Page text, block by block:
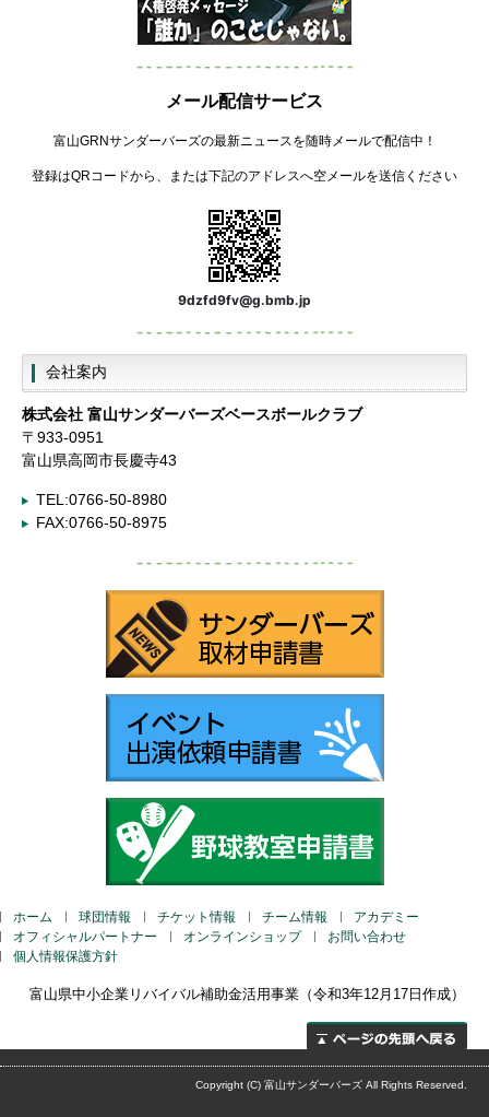
メール配信サービス
富山GRNサンダーバーズの最新ニュースを随時メールで配信中！
登録はQRコードから、または下記のアドレスへ空メールを送信ください
9dzfd9fv@g.bmb.jp
会社案内
株式会社 富山サンダーバーズベースボールクラブ
〒933-0951
富山県高岡市長慶寺43
TEL:0766-50-8980
FAX:0766-50-8975
ホーム 球団情報 チケット情報 チーム情報
アカデミー
オフィシャルパートナー
オンラインショップ
お問い合わせ
個人情報保護方針
富山県中小企業リバイバル補助金活用事業（令和3年12月17日作成）
ページの先頭へ
Copyright (C) 富山サンダーバーズ All Rights Reserved.